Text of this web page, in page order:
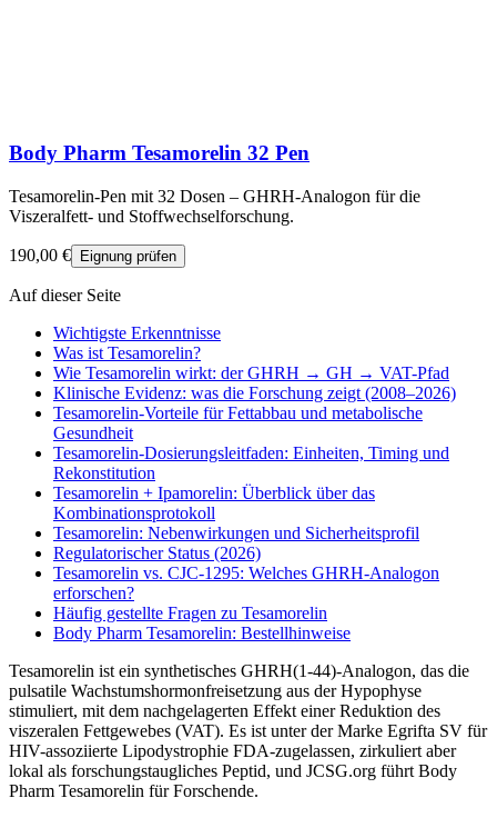
Body Pharm Tesamorelin 32 Pen
Tesamorelin-Pen mit 32 Dosen – GHRH-Analogon für die
Viszeralfett- und Stoffwechselforschung.
190,00 € Eignung prüfen
Auf dieser Seite
Wichtigste Erkenntnisse
Was ist Tesamorelin?
Wie Tesamorelin wirkt: der GHRH → GH → VAT-Pfad
Klinische Evidenz: was die Forschung zeigt (2008–2026)
Tesamorelin-Vorteile für Fettabbau und metabolische
Gesundheit
Tesamorelin-Dosierungsleitfaden: Einheiten, Timing und
Rekonstitution
Tesamorelin + Ipamorelin: Überblick über das
Kombinationsprotokoll
Tesamorelin: Nebenwirkungen und Sicherheitsprofil
Regulatorischer Status (2026)
Tesamorelin vs. CJC-1295: Welches GHRH-Analogon
erforschen?
Häufig gestellte Fragen zu Tesamorelin
Body Pharm Tesamorelin: Bestellhinweise
Tesamorelin ist ein synthetisches GHRH(1-44)-Analogon, das die
pulsatile Wachstumshormonfreisetzung aus der Hypophyse
stimuliert, mit dem nachgelagerten Effekt einer Reduktion des
viszeralen Fettgewebes (VAT). Es ist unter der Marke Egrifta SV für
HIV-assoziierte Lipodystrophie FDA-zugelassen, zirkuliert aber
lokal als forschungstaugliches Peptid, und JCSG.org führt Body
Pharm Tesamorelin für Forschende.